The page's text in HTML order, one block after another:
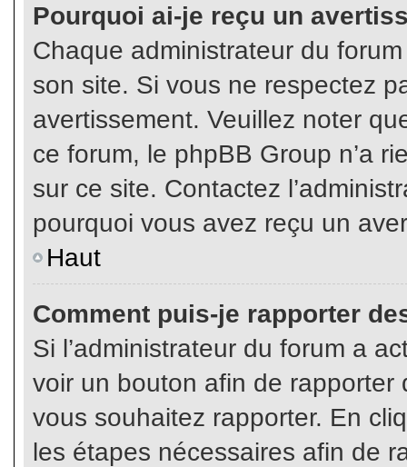
Pourquoi ai-je reçu un
Chaque administrateur du
son site. Si vous ne respectez
avertissement. Veuillez noter
ce forum, le phpBB Group n’a
sur ce site. Contactez
pourquoi vous avez reçu un
Haut
Comment puis-je rapporter
Si l’administrateur du forum a
voir un bouton afin de
vous souhaitez rapporter. En
les étapes nécessaires afin de